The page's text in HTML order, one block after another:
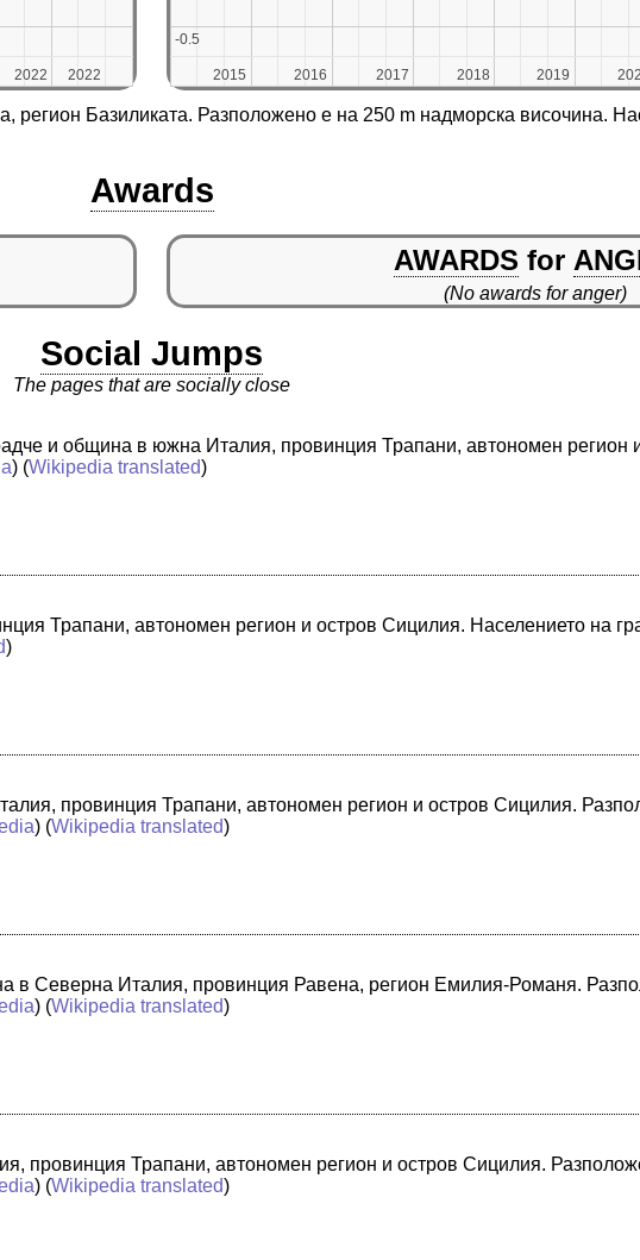
2022
2022 2022
2022 2015
2015 2016
2016 2017
2017 2018
2018 2019
2019
-0.5
-0.5
Базиликата. Разположено е на 250 m надморска височина.
Awards
AWARDS for
(No awards for anger)
Social Jumps
The pages that are socially close
и община в южна Италия, провинция Трапани, автономен регион
) (Wikipedia translated)
Трапани, автономен регион и остров Сицилия. Населението на
)
провинция Трапани, автономен регион и остров Сицилия.
) (Wikipedia translated)
в Северна Италия, провинция Равена, регион Емилия-Романя.
) (Wikipedia translated)
провинция Трапани, автономен регион и остров Сицилия.
) (Wikipedia translated)